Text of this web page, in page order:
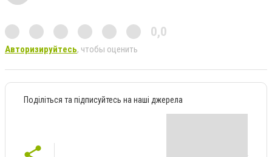
0,0
Авторизируйтесь, чтобы оценить
Поділіться та підписуйтесь на наші джерела